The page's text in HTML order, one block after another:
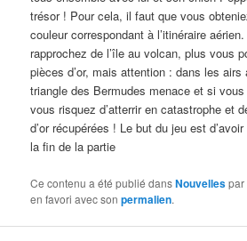
trésor ! Pour cela, il faut que vous
couleur correspondant à l’itinéraire
rapprochez de l’île au volcan, plus vous
pièces d’or, mais attention : dans les
triangle des Bermudes menace et si
vous risquez d’atterrir en catastrophe et
d’or récupérées ! Le but du jeu est
la fin de la partie
Ce contenu a été publié dansNouvellespar
en favori avec sonpermalien.